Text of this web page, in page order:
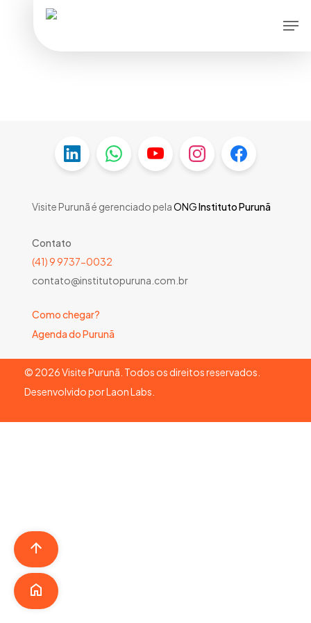
Visite Purunã é gerenciado pelaONGInstituto Purunã
Contato
(41) 9 9737-0032
contato@institutopuruna.com.br
Como chegar?
Agenda do Purunã
© 2026Visite Purunã. Todos os direitos reservados.
Desenvolvido porLaon Labs